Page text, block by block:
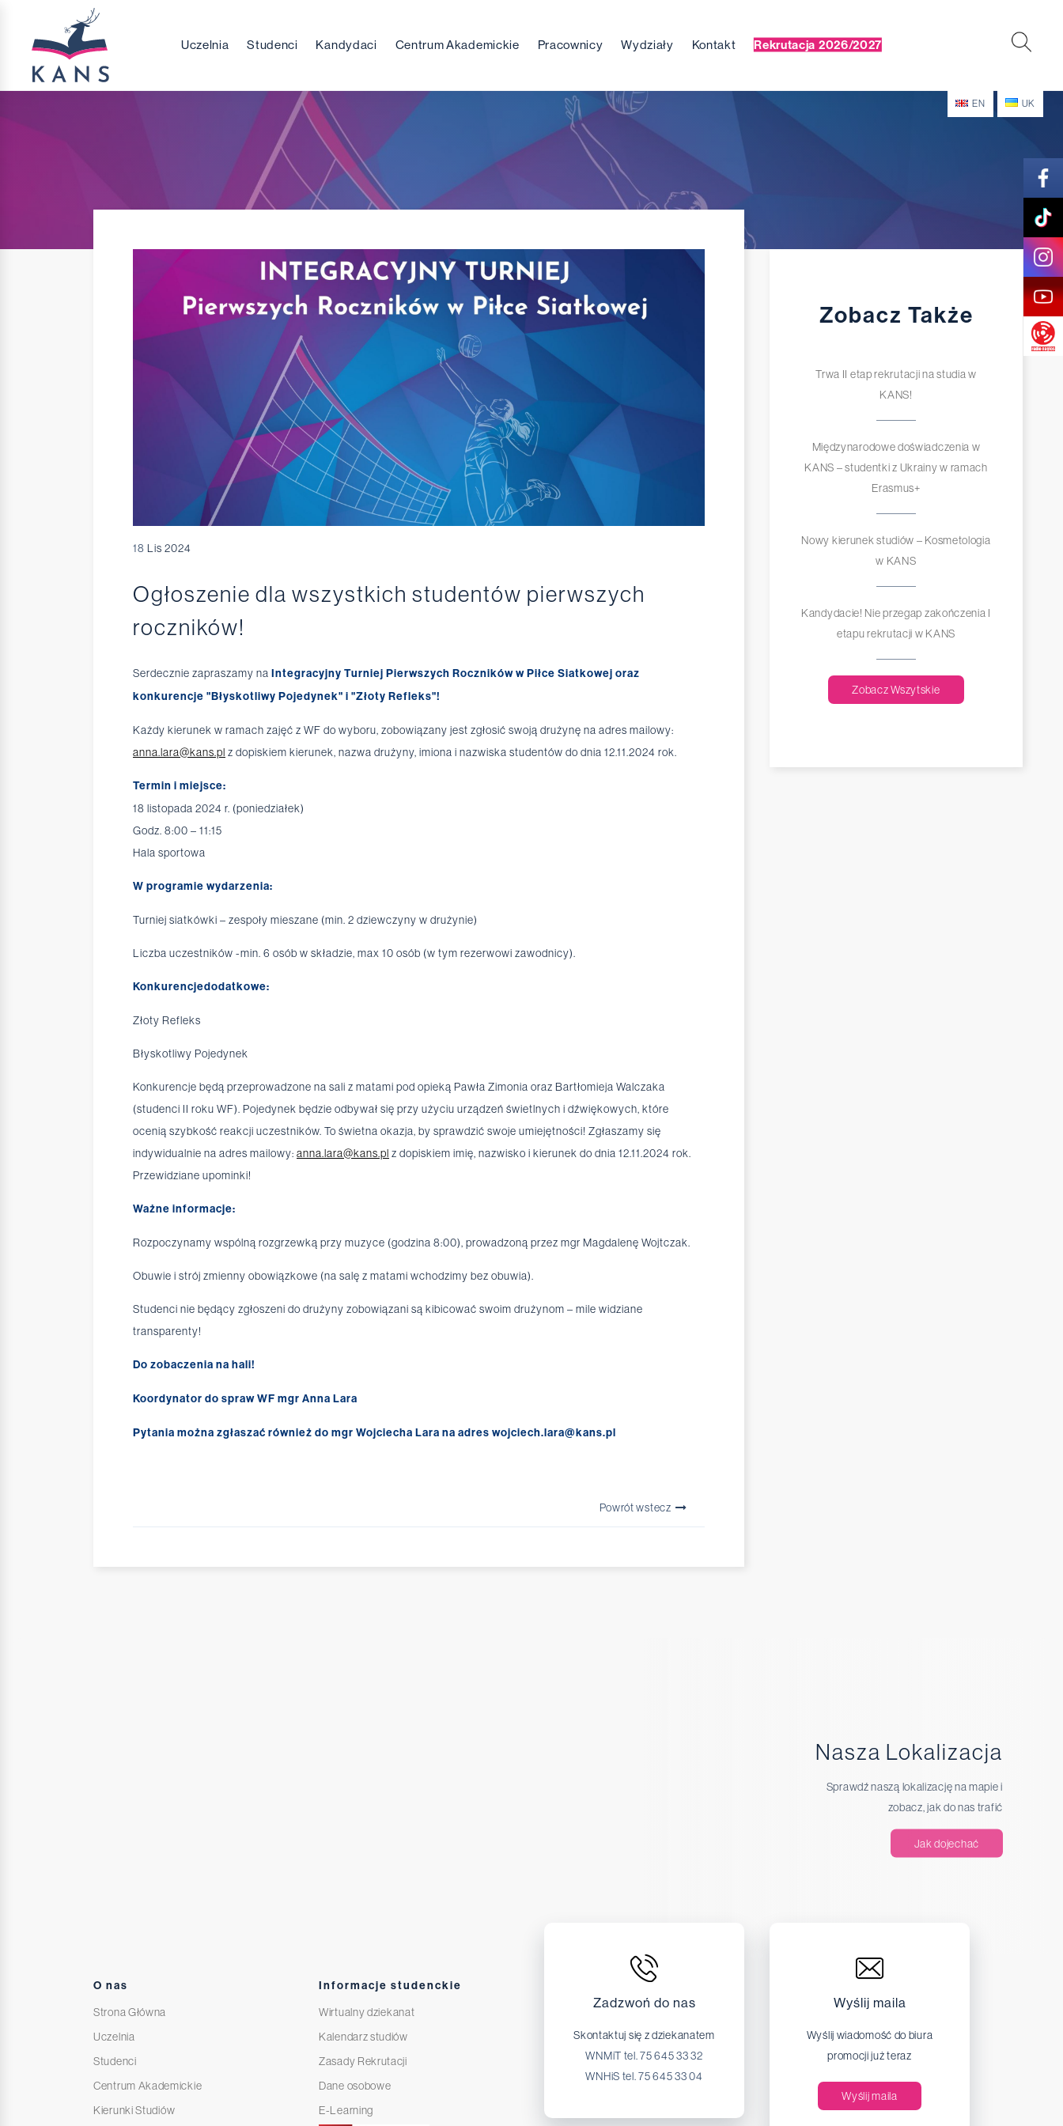
Uczelnia Studenci Kandydaci Centrum Akademickie Pracownicy Wydziały Kontakt Rekrutacja 2026/2027
EN UK
Zobacz Także
Trwa II etap rekrutacji na studia w
KANS!
Międzynarodowe doświadczenia w
KANS – studentki z Ukrainy w ramach
Erasmus+
Nowy kierunek studiów – Kosmetologia
w KANS
Kandydacie! Nie przegap zakończenia I
etapu rekrutacji w KANS
Zobacz Wszytskie
18 Lis 2024
Ogłoszenie dla wszystkich studentów pierwszych
roczników!
Serdecznie zapraszamy na Integracyjny Turniej Pierwszych Roczników w Piłce Siatkowej oraz
konkurencje "Błyskotliwy Pojedynek" i "Złoty Refleks"!
Każdy kierunek w ramach zajęć z WF do wyboru, zobowiązany jest zgłosić swoją drużynę na adres mailowy:
anna.lara@kans.pl z dopiskiem kierunek, nazwa drużyny, imiona i nazwiska studentów do dnia 12.11.2024 rok.
Termin i miejsce:
18 listopada 2024 r. (poniedziałek)
Godz. 8:00 – 11:15
Hala sportowa
W programie wydarzenia:
Turniej siatkówki – zespoły mieszane (min. 2 dziewczyny w drużynie)
Liczba uczestników -min. 6 osób w składzie, max 10 osób (w tym rezerwowi zawodnicy).
Konkurencjedodatkowe:
Złoty Refleks
Błyskotliwy Pojedynek
Konkurencje będą przeprowadzone na sali z matami pod opieką Pawła Zimonia oraz Bartłomieja Walczaka
(studenci II roku WF). Pojedynek będzie odbywał się przy użyciu urządzeń świetlnych i dźwiękowych, które
ocenią szybkość reakcji uczestników. To świetna okazja, by sprawdzić swoje umiejętności! Zgłaszamy się
indywidualnie na adres mailowy: anna.lara@kans.pl z dopiskiem imię, nazwisko i kierunek do dnia 12.11.2024 rok.
Przewidziane upominki!
Ważne informacje:
Rozpoczynamy wspólną rozgrzewką przy muzyce (godzina 8:00), prowadzoną przez mgr Magdalenę Wojtczak.
Obuwie i strój zmienny obowiązkowe (na salę z matami wchodzimy bez obuwia).
Studenci nie będący zgłoszeni do drużyny zobowiązani są kibicować swoim drużynom – mile widziane
transparenty!
Do zobaczenia na hali!
Koordynator do spraw WF mgr Anna Lara
Pytania można zgłaszać również do mgr Wojciecha Lara na adres wojciech.lara@kans.pl
Powrót wstecz
Nasza Lokalizacja
Sprawdź naszą lokalizację na mapie i
zobacz, jak do nas trafić
Jak dojechać
O nas
Strona Główna
Uczelnia
Studenci
Centrum Akademickie
Kierunki Studiów
Informacje studenckie
Wirtualny dziekanat
Kalendarz studiów
Zasady Rekrutacji
Dane osobowe
E-Learning
Zadzwoń do nas
Skontaktuj się z dziekanatem
WNMiT tel. 75 645 33 32
WNHiS tel. 75 645 33 04
Wyślij maila
Wyślij wiadomość do biura
promocji już teraz
Wyślij maila